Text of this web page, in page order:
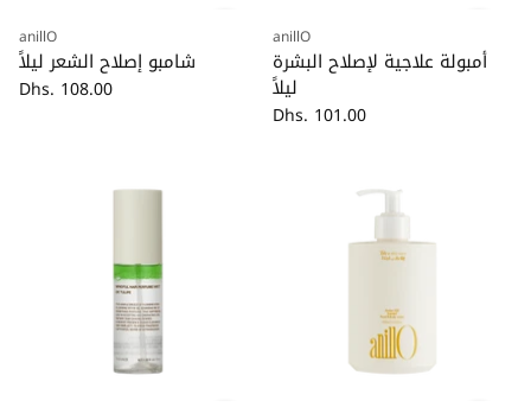
anillO
شامبو إصلاح الشعر ليلاً
Dhs. 108.00
كمية anillO
أمبولة علاجية لإصلاح البشرة
ليلاً
Dhs. 101.00